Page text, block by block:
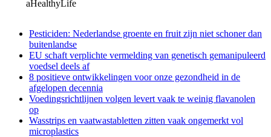
aHealthyLife
Pesticiden: Nederlandse groente en fruit zijn niet schoner dan
buitenlandse
EU schaft verplichte vermelding van genetisch gemanipuleerd
voedsel deels af
8 positieve ontwikkelingen voor onze gezondheid in de
afgelopen decennia
Voedingsrichtlijnen volgen levert vaak te weinig flavanolen
op
Wasstrips en vaatwastabletten zitten vaak ongemerkt vol
microplastics